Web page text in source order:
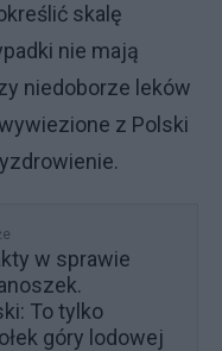
skalę
nie mają
niedoborze leków
z Polski
w sprawie
To tylko
góry lodowej